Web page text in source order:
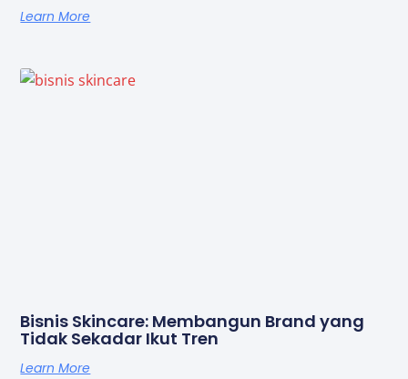
Learn More
Bisnis Skincare: Membangun Brand yang
Tidak Sekadar Ikut Tren
Learn More